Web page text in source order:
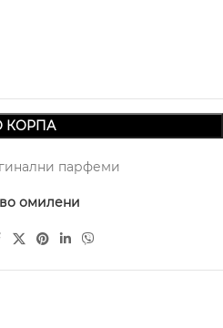
КОРПА
парфеми
омилени